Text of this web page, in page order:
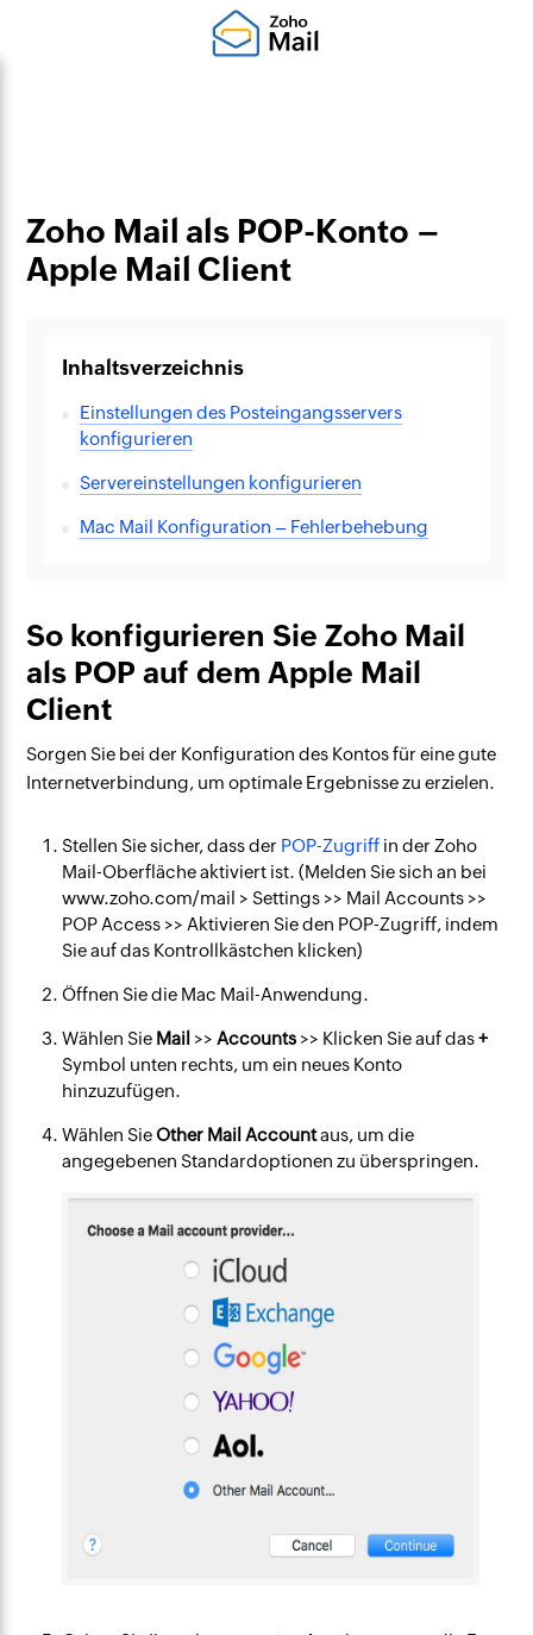
Zoho Mail als POP-Konto –
Apple Mail Client
Inhaltsverzeichnis
Einstellungen des Posteingangsservers
konfigurieren
Servereinstellungen konfigurieren
Mac Mail Konfiguration – Fehlerbehebung
So konfigurieren Sie Zoho Mail
als POP auf dem Apple Mail
Client
Sorgen Sie bei der Konfiguration des Kontos für eine gute
Internetverbindung, um optimale Ergebnisse zu erzielen.
Stellen Sie sicher, dass der POP-Zugriff in der Zoho
Mail-Oberfläche aktiviert ist. (Melden Sie sich an bei
www.zoho.com/mail > Settings >> Mail Accounts >>
POP Access >> Aktivieren Sie den POP-Zugriff, indem
Sie auf das Kontrollkästchen klicken)
Öffnen Sie die Mac Mail-Anwendung.
Wählen Sie Mail >>Accounts >> Klicken Sie auf das+
Symbol unten rechts, um ein neues Konto
hinzuzufügen.
Wählen SieOther Mail Accountaus, um die
angegebenen Standardoptionen zu überspringen.